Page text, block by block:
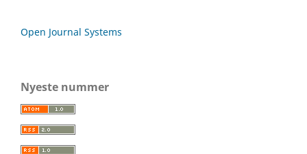
Open Journal Systems
Nyeste nummer